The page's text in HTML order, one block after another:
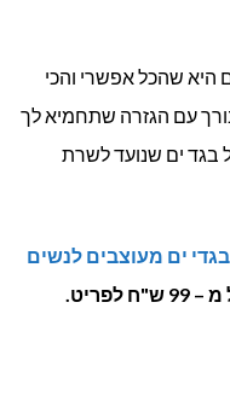
לשנת 2021 בבגדי ים היא שהכל אפשרי והכי
עם הגזרה שתחמיא לך
בגד ים שנועד לשרת
בגדי ים מעוצבים לנשים